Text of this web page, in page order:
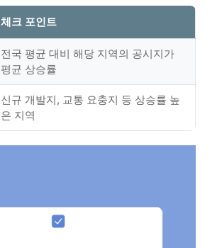
체크 포인트
전국 평균 대비 해당 지역의 공시지가
평균 상승률
신규 개발지, 교통 요충지 등 상승률 높
은 지역